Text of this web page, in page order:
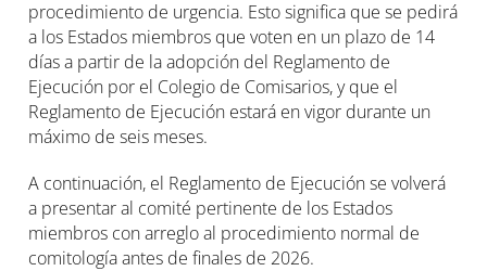
procedimiento de urgencia. Esto significa que se pedirá
a los Estados miembros que voten en un plazo de 14
días a partir de la adopción del Reglamento de
Ejecución por el Colegio de Comisarios, y que el
Reglamento de Ejecución estará en vigor durante un
máximo de seis meses.
A continuación, el Reglamento de Ejecución se volverá
a presentar al comité pertinente de los Estados
miembros con arreglo al procedimiento normal de
comitología antes de finales de 2026.